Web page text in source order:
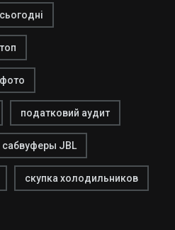
податковий аудит
сабвуферы JBL
скупка холодильников